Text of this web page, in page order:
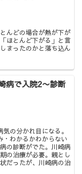
んどの場合が熱が下が
ほとんど下がる」と言
まったのかと落ち込ん
病で入院2〜診断
の分かれ目になる。
・わかるかわからない
の診断がでた。川崎病
の治療が必要。親とし
だったが、川崎病の治